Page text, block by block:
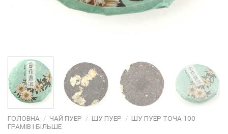
ГОЛОВНА / ЧАЙ ПУЕР / ШУ ПУЕР / ШУ ПУЕР ТОЧА 100
ГРАМІВ І БІЛЬШЕ